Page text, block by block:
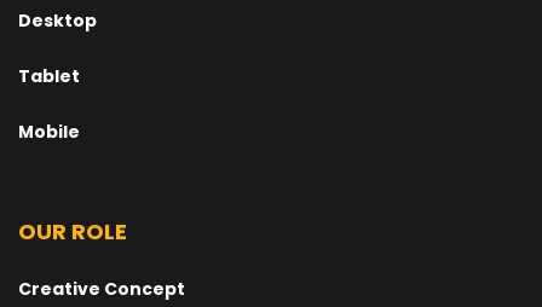
Desktop
Tablet
Mobile
OUR ROLE
Creative Concept